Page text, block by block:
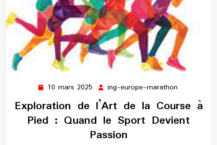
10 mars 2025 10
mars
2025
ing-europe-marathon
europe-
marathon
Exploration de l’Art de la Course à
Pied : Quand le Sport Devient
Passion